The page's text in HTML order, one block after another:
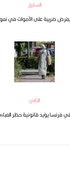
السابق
يفرض ضريبة على الأموات في
التالي
فرنسا يؤيد قانونية حظر